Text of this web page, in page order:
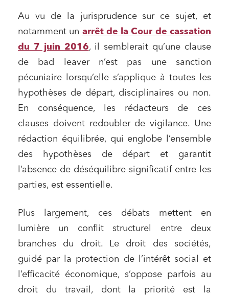
Au vu de la jurisprudence sur ce sujet, et
notamment un arrêt de la Cour de cassation
du 7 juin 2016, il semblerait qu’une clause
de bad leaver n’est pas une sanction
pécuniaire lorsqu’elle s’applique à toutes les
hypothèses de départ, disciplinaires ou non.
En conséquence, les rédacteurs de ces
clauses doivent redoubler de vigilance. Une
rédaction équilibrée, qui englobe l’ensemble
des hypothèses de départ et garantit
l’absence de déséquilibre significatif entre les
parties, est essentielle.
Plus largement, ces débats mettent en
lumière un conflit structurel entre deux
branches du droit. Le droit des sociétés,
guidé par la protection de l’intérêt social et
l’efficacité économique, s’oppose parfois au
droit du travail, dont la priorité est la